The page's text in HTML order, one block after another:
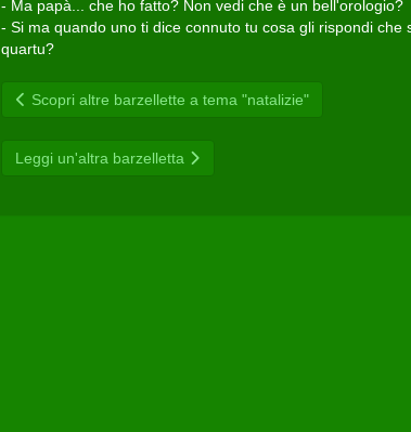
- Ma papà... che ho fatto? Non vedi che è un bell'orologio?
- Si ma quando uno ti dice connuto tu cosa gli rispondi che
quartu?
Scopri altre barzellette a tema "natalizie"
Leggi un'altra barzelletta